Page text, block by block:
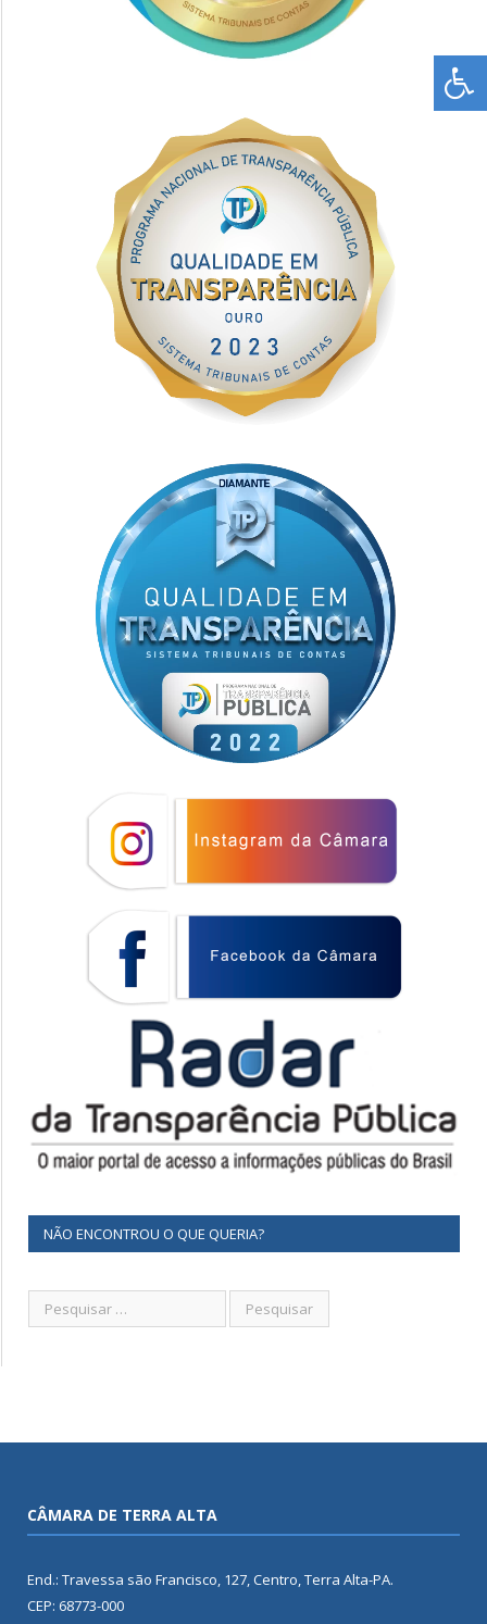
NÃO ENCONTROU O QUE QUERIA?
CÂMARA DE TERRA ALTA
End.: Travessa são Francisco, 127, Centro, Terra Alta-PA.
CEP: 68773-000